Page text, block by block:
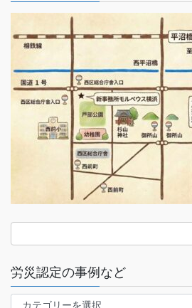
労災認定の事例など